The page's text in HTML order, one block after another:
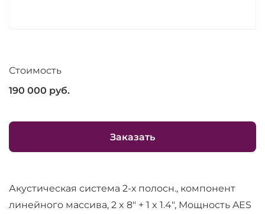
Стоимость
190 000 руб.
Заказать
Акустическая система 2-х полосн., компонент
линейного массива, 2 x 8" + 1 x 1.4", Мощность AES